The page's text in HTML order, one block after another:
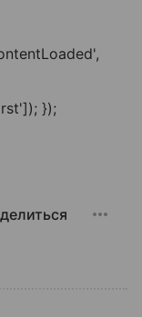
});